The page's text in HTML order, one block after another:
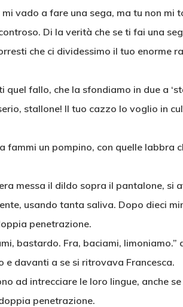
vado a fare una sega, ma tu non mi
Di la verità che se ti fai una
che ci dividessimo il tuo enorme
quel fallo, che la sfondiamo in due a
stallone! Il tuo cazzo lo voglio in
fammi un pompino, con quelle labbra
messa il dildo sopra il pantalone, si
usando tanta saliva. Dopo dieci
penetrazione.
bastardo. Fra, baciami,
e davanti a se si ritrovava Francesca.
ad intrecciare le loro lingue, anche
penetrazione.